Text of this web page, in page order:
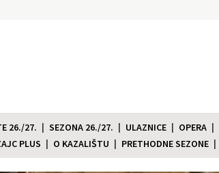
26./27. SEZONA 26./27. ULAZNICE OPERA
PLUS
O KAZALIŠTU PRETHODNE SEZONE